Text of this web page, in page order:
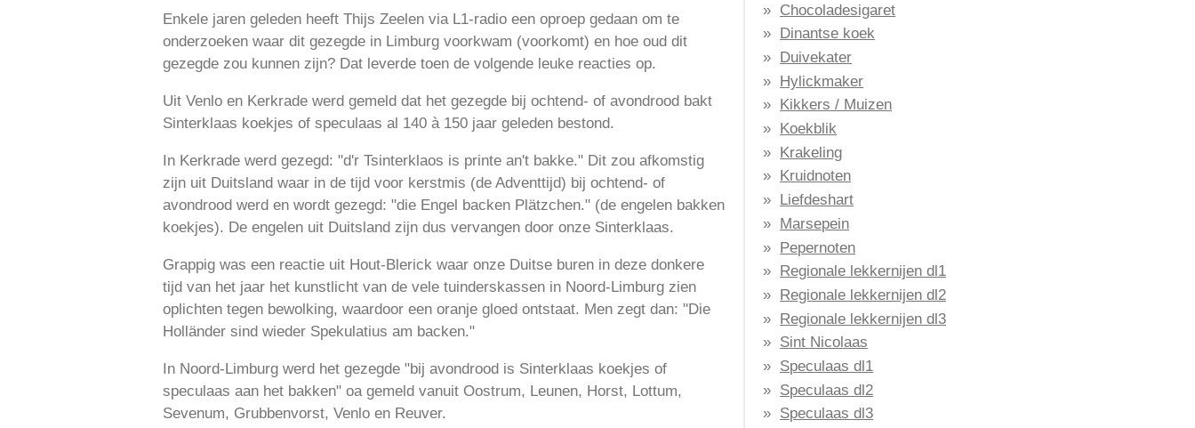
Enkele jaren geleden heeft Thijs Zeelen via L1-radio een oproep gedaan om te
onderzoeken waar dit gezegde in Limburg voorkwam (voorkomt) en hoe oud dit
gezegde zou kunnen zijn? Dat leverde toen de volgende leuke reacties op.
Uit Venlo en Kerkrade werd gemeld dat het gezegde bij ochtend- of avondrood bakt
Sinterklaas koekjes of speculaas al 140 à 150 jaar geleden bestond.
In Kerkrade werd gezegd: "d'r Tsinterklaos is printe an't bakke." Dit zou afkomstig
zijn uit Duitsland waar in de tijd voor kerstmis (de Adventtijd) bij ochtend- of
avondrood werd en wordt gezegd: "die Engel backen Plätzchen." (de engelen bakken
koekjes). De engelen uit Duitsland zijn dus vervangen door onze Sinterklaas.
Grappig was een reactie uit Hout-Blerick waar onze Duitse buren in deze donkere
tijd van het jaar het kunstlicht van de vele tuinderskassen in Noord-Limburg zien
oplichten tegen bewolking, waardoor een oranje gloed ontstaat. Men zegt dan: "Die
Holländer sind wieder Spekulatius am backen."
In Noord-Limburg werd het gezegde "bij avondrood is Sinterklaas koekjes of
speculaas aan het bakken" oa gemeld vanuit Oostrum, Leunen, Horst, Lottum,
Sevenum, Grubbenvorst, Venlo en Reuver.
Chocoladesigaret
Dinantse koek
Duivekater
Hylickmaker
Kikkers / Muizen
Koekblik
Krakeling
Kruidnoten
Liefdeshart
Marsepein
Pepernoten
Regionale lekkernijen dl1
Regionale lekkernijen dl2
Regionale lekkernijen dl3
Sint Nicolaas
Speculaas dl1
Speculaas dl2
Speculaas dl3